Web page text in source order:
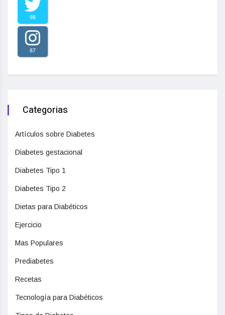
98
87
Categorias
Artículos sobre Diabetes
Diabetes gestacional
Diabetes Tipo 1
Diabetes Tipo 2
Dietas para Diabéticos
Ejercicio
Mas Populares
Prediabetes
Recetas
Tecnología para Diabéticos